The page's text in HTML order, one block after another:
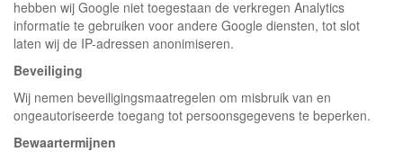
hebben wij Google niet toegestaan de verkregen Analytics
informatie te gebruiken voor andere Google diensten, tot slot
laten wij de IP-adressen anonimiseren.
Beveiliging
Wij nemen beveiligingsmaatregelen om misbruik van en
ongeautoriseerde toegang tot persoonsgegevens te beperken.
Bewaartermijnen